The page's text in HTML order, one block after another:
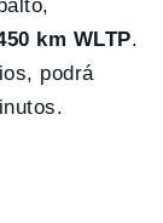
km WLTP.
podrá